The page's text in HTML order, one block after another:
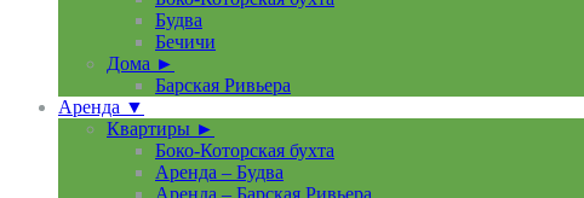
Будва
Бечичи
Дома ►
Барская Ривьера
Аренда ▼
Квартиры ►
Боко-Которская бухта
Аренда – Будва
Аренда – Барская Ривьера